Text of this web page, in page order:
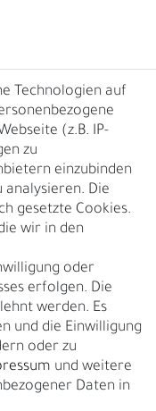
Technologien auf
(z.B. IP-
zu
einzubinden
Die
gesetzte Cookies.
wir in den
oder
erfolgen. Die
werden. Es
und die Einwilligung
oder zu
und weitere
Daten in